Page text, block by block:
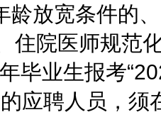
宽条件的、
住院医师规范
毕业生报考
应聘人员，须